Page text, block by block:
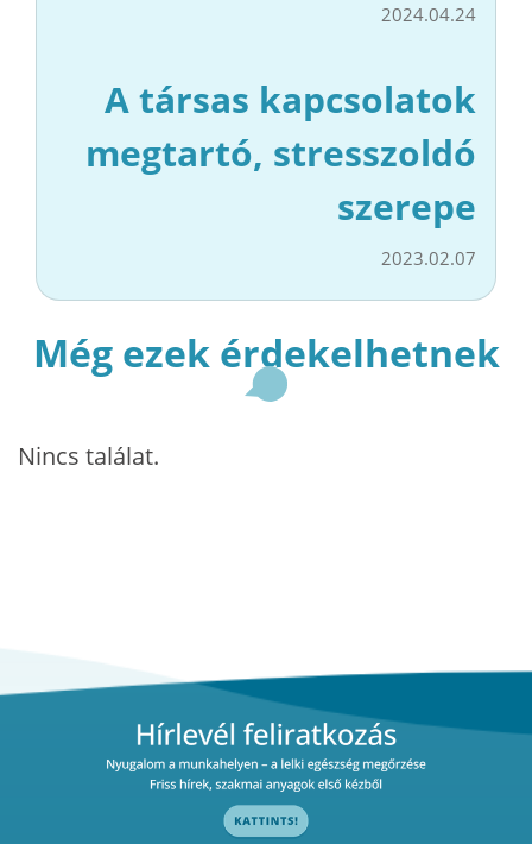
2024.04.24
A társas kapcsolatok
megtartó, stresszoldó
szerepe
2023.02.07
Még ezek érdekelhetnek
Nincs találat.